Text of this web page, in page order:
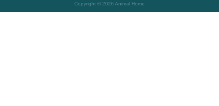
Copyright © 2026 Animal Home